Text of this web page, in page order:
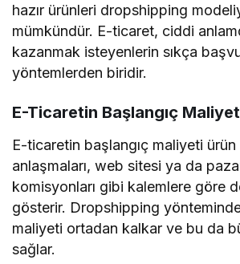
hazır ürünleri dropshipping
mümkündür. E-ticaret, ciddi
kazanmak isteyenlerin sıkça
yöntemlerden biridir.
E-Ticaretin Başlangıç
E-ticaretin başlangıç maliyeti
anlaşmaları, web sitesi ya da
komisyonları gibi kalemlere göre
gösterir. Dropshipping
maliyeti ortadan kalkar ve bu da
sağlar.